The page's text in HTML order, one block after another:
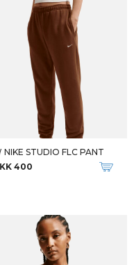
NIKE STUDIO FLC PANT
400